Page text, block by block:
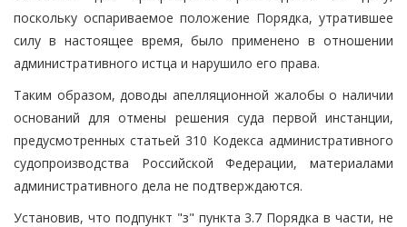
поскольку оспариваемое положение Порядка, утратившее
силу в настоящее время, было применено в отношении
административного истца и нарушило его права.
Таким образом, доводы апелляционной жалобы о наличии
оснований для отмены решения суда первой инстанции,
предусмотренных статьей 310 Кодекса административного
судопроизводства Российской Федерации, материалами
административного дела не подтверждаются.
Установив, что подпункт "з" пункта 3.7 Порядка в части, не